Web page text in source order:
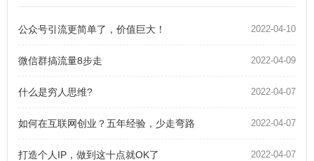
2022-04-10
公众号引流更简单了，价值巨大！
2022-04-09
微信群搞流量8步走
2022-04-07
什么是穷人思维?
2022-04-07
如何在互联网创业？五年经验，少走弯路
2022-04-07
打造个人IP，做到这十点就OK了